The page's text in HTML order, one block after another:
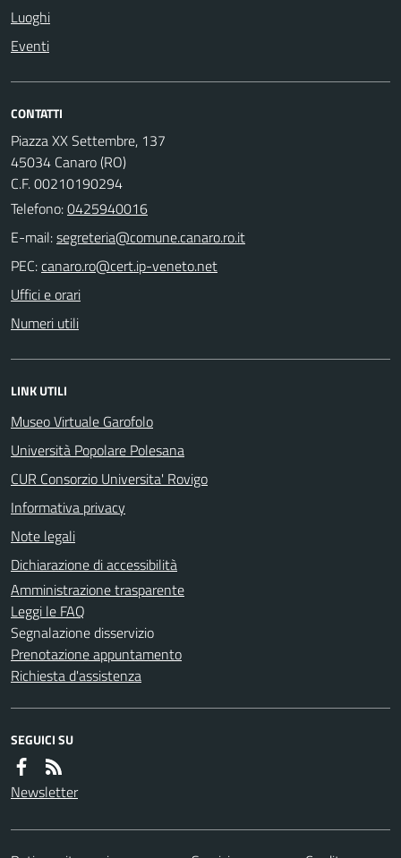
Luoghi
Eventi
CONTATTI
Piazza XX Settembre, 137
45034 Canaro (RO)
C.F. 00210190294
Telefono:0425940016
E-mail:
PEC:
Uffici e orari
Numeri utili
LINK UTILI
Museo Virtuale Garofolo
Università Popolare Polesana
CUR Consorzio Universita' Rovigo
Informativa privacy
Note legali
Dichiarazione di accessibilità
Amministrazione trasparente
Leggi le FAQ
Segnalazione disservizio
Prenotazione appuntamento
Richiesta d'assistenza
SEGUICI SU
Newsletter